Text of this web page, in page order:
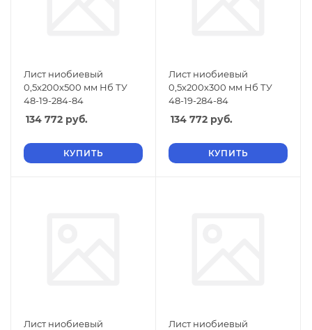
Лист ниобиевый
0,5х200х500 мм Нб ТУ
48-19-284-84
134 772 руб.
КУПИТЬ
Лист ниобиевый
0,5х200х300 мм Нб ТУ
48-19-284-84
134 772 руб.
КУПИТЬ
Лист ниобиевый
Лист ниобиевый